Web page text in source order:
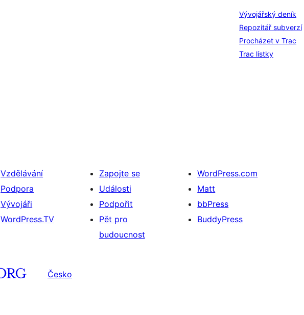
Vývojářský deník
Repozitář subverzí
Procházet v Trac
Trac lístky
Vzdělávání
Podpora
Vývojáři
WordPress.TV
Zapojte se
Události
Podpořit
Pět pro
budoucnost
WordPress.com
Matt
bbPress
BuddyPress
Česko